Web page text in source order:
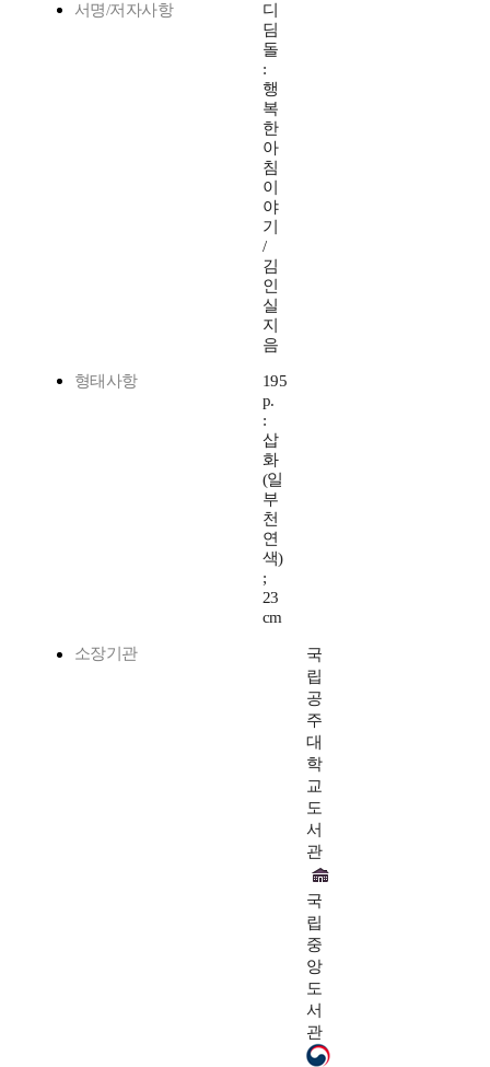
서명/저자사항
디
딤
돌
:
행
복
한
아
침
이
야
기
/
김
인
실
지
음
형태사항
195
p.
:
삽
화
(일
부
천
연
색)
;
23
cm
소장기관
국
립
공
주
대
학
교
도
서
관
국
립
중
앙
도
서
관